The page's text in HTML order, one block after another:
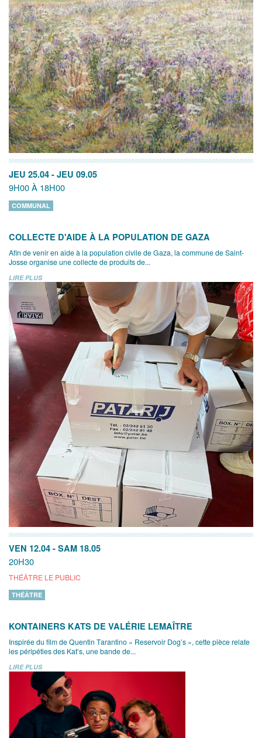
JEU 25.04 - JEU 09.05
9H00 À 18H00
COMMUNAL
COLLECTE D'AIDE À LA POPULATION DE GAZA
Afin de venir en aide à la population civile de Gaza, la commune de Saint-
Josse organise une collecte de produits de...
LIRE PLUS
VEN 12.04 - SAM 18.05
20H30
THÉÂTRE LE PUBLIC
THÉÂTRE
KONTAINERS KATS DE VALÉRIE LEMAÎTRE
Inspirée du film de Quentin Tarantino « Reservoir Dog’s », cette pièce relate
les péripéties des Kat’s, une bande de...
LIRE PLUS